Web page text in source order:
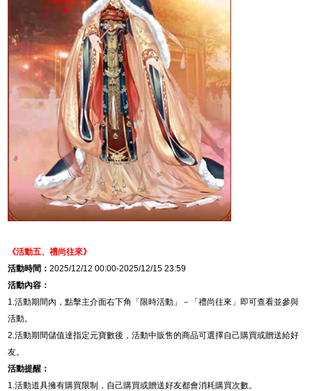
《活動五、禮尚往來》
活動時間：2025/12/12 00:00-2025/12/15 23:59
活動內容：
1.活動期間內，點擊主介面右下角「限時活動」－「禮尚往來」即可查看並參與
活動。
2.活動期間儲值達指定元寶數後，活動中販售的商品可選擇自己購買或贈送給好
友。
活動提醒：
1.活動道具擁有購買限制，自己購買或贈送好友都會消耗購買次數。